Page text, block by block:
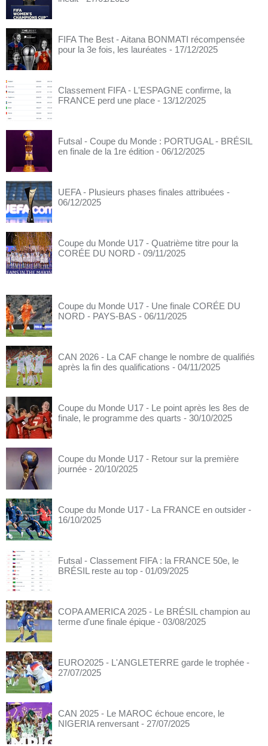
FIFA The Best - Aitana BONMATI récompensée
pour la 3e fois, les lauréates - 17/12/2025
Classement FIFA - L'ESPAGNE confirme, la
FRANCE perd une place - 13/12/2025
Futsal - Coupe du Monde : PORTUGAL - BRÉSIL
en finale de la 1re édition - 06/12/2025
UEFA - Plusieurs phases finales attribuées -
06/12/2025
Coupe du Monde U17 - Quatrième titre pour la
CORÉE DU NORD - 09/11/2025
Coupe du Monde U17 - Une finale CORÉE DU
NORD - PAYS-BAS - 06/11/2025
CAN 2026 - La CAF change le nombre de qualifiés
après la fin des qualifications - 04/11/2025
Coupe du Monde U17 - Le point après les 8es de
finale, le programme des quarts - 30/10/2025
Coupe du Monde U17 - Retour sur la première
journée - 20/10/2025
Coupe du Monde U17 - La FRANCE en outsider -
16/10/2025
Futsal - Classement FIFA : la FRANCE 50e, le
BRÉSIL reste au top - 01/09/2025
COPA AMERICA 2025 - Le BRÉSIL champion au
terme d'une finale épique - 03/08/2025
EURO2025 - L'ANGLETERRE garde le trophée -
27/07/2025
CAN 2025 - Le MAROC échoue encore, le
NIGERIA renversant - 27/07/2025